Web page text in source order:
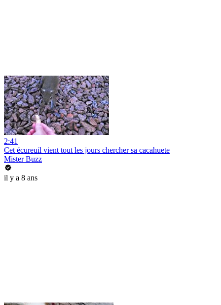
2:41
Cet écureuil vient tout les jours chercher sa cacahuete
Mister Buzz
il y a 8 ans